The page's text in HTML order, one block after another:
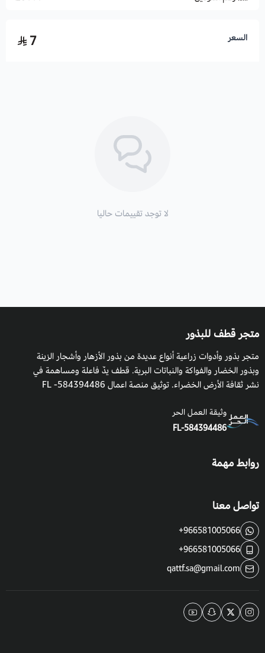
السعر 7
لا توجد تقييمات حاليا
متجر قطف للبذور
متجر بذور وأدوات زراعية أنواع عديدة من بذور الأزهار وأشجار الزينة
وبذور الخضار والفواكة والنباتات البرية. قطف يدٌ فاعلة ومساهمة في
نشر ثقافة الأرض الخضراء. توثيق منصة اعمال 584394486- FL
وثيقة العمل الحر
FL-584394486
روابط مهمة
تواصل معنا
+966581005066
+966581005066
qattf.sa@gmail.com